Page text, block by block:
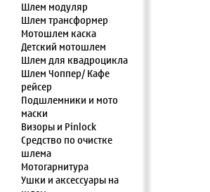
Шлем модуляр
Шлем трансформер
Мотошлем каска
Детский мотошлем
Шлем для квадроцикла
Шлем Чоппер/ Кафе
рейсер
Подшлемники и мото
маски
Визоры и Pinlock
Средство по очистке
шлема
Мотогарнитура
Ушки и аксессуары на